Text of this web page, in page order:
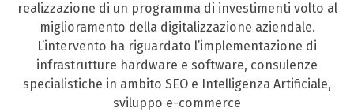
realizzazione di un programma di investimenti volto al
miglioramento della digitalizzazione aziendale.
L’intervento ha riguardato l’implementazione di
infrastrutture hardware e software, consulenze
specialistiche in ambito SEO e Intelligenza Artificiale,
sviluppo e-commerce